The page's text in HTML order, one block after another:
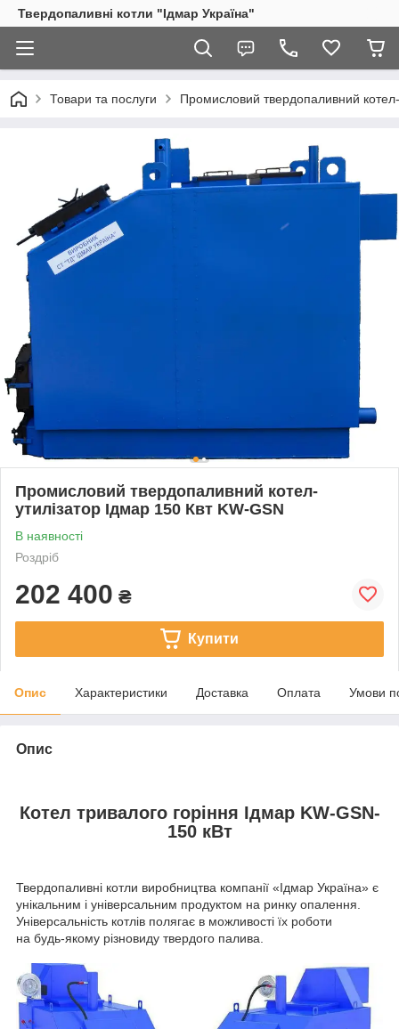
Твердопаливні котли "Ідмар Україна"
Товари та послуги Промисловий твердопаливний
Промисловий твердопаливний котел-
утилізатор Ідмар 150 Квт KW-GSN
В наявності
Роздріб
202 400 ₴
Купити
Опис Характеристики Доставка Оплата Умови
Опис
Котел тривалого горіння Ідмар KW-GSN-
150 кВт
Твердопаливні котли виробництва компанії «Ідмар Україна» є
унікальним і універсальним продуктом на ринку опалення.
Універсальність котлів полягає в можливості їх роботи
на будь-якому різновиду твердого палива.